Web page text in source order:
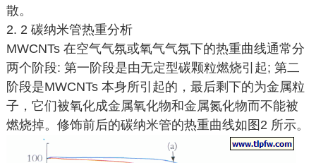
散。
2. 2 碳纳米管热重分析
MWCNTs 在空气气氛或氧气气氛下的热重曲线通常分
两个阶段: 第一阶段是由无定型碳颗粒燃烧引起; 第二
阶段是MWCNTs 本身所引起的，最后剩下的为金属粒
子，它们被氧化成金属氧化物和金属氮化物而不能被
燃烧掉。修饰前后的碳纳米管的热重曲线如图2 所示。